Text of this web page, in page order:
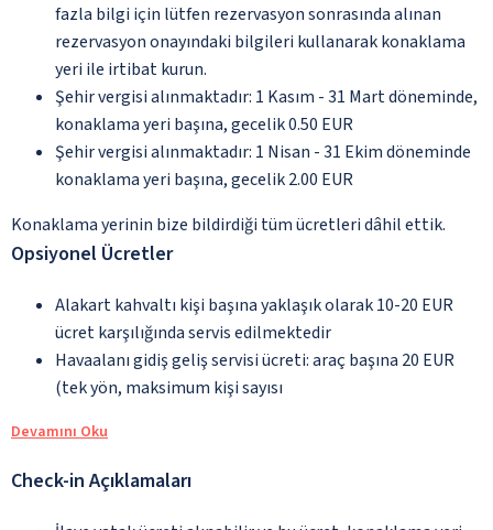
fazla bilgi için lütfen rezervasyon sonrasında alınan
rezervasyon onayındaki bilgileri kullanarak konaklama
yeri ile irtibat kurun.
Şehir vergisi alınmaktadır: 1 Kasım - 31 Mart döneminde,
konaklama yeri başına, gecelik 0.50 EUR
Şehir vergisi alınmaktadır: 1 Nisan - 31 Ekim döneminde
konaklama yeri başına, gecelik 2.00 EUR
Konaklama yerinin bize bildirdiği tüm ücretleri dâhil ettik.
Opsiyonel Ücretler
Alakart kahvaltı kişi başına yaklaşık olarak 10-20 EUR
ücret karşılığında servis edilmektedir
Havaalanı gidiş geliş servisi ücreti: araç başına 20 EUR
(tek yön, maksimum kişi sayısı
Devamını Oku
Check-in Açıklamaları